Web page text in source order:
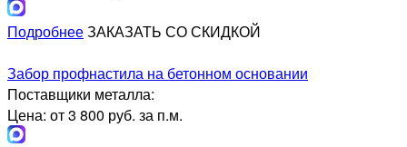
ПодробнееЗАКАЗАТЬ СО СКИДКОЙ
Забор профнастила на бетонном основании
Поставщики металла:
Цена: от 3 800 руб. за п.м.